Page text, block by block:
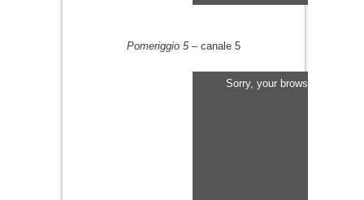
Pomeriggio 5– canale 5
Sorry, your browser does